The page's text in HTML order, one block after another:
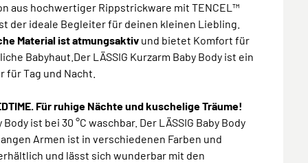
aus hochwertiger Rippstrickware mit TENCEL™
der ideale Begleiter für deinen kleinen Liebling.
Material ist atmungsaktiv und bietet Komfort für
Babyhaut.Der LÄSSIG Kurzarm Baby Body ist ein
für Tag und Nacht.
Für ruhige Nächte und kuschelige Träume!
Body ist bei 30 °C waschbar. Der LÄSSIG Baby Body
Armen ist in verschiedenen Farben und
und lässt sich wunderbar mit den